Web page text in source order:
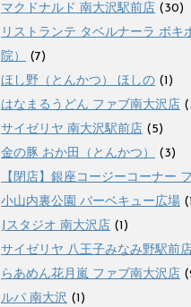
マクドナルド 南大沢駅前店 (30)
リストランテ タベルナーラ ボキ
院）
(7)
ほし野（とんかつ） ほしの (1)
はなまるうどん ファブ南大沢店
サイゼリヤ 南大沢駅前店 (5)
金の豚 おか田（とんかつ）
(3)
【閉店】銀座コージーコーナー
小山内裏公園 バーベキュー広場
Jスタジオ 南大沢店 (1)
サイゼリヤ 八王子みなみ野駅前店
らあめん花月嵐 ファブ南大沢店
ルパ 南大沢 (1)